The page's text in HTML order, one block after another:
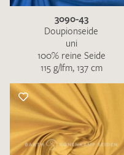
3090-43
Doupionseide
uni
100% reine Seide
115 g/lfm, 137 cm